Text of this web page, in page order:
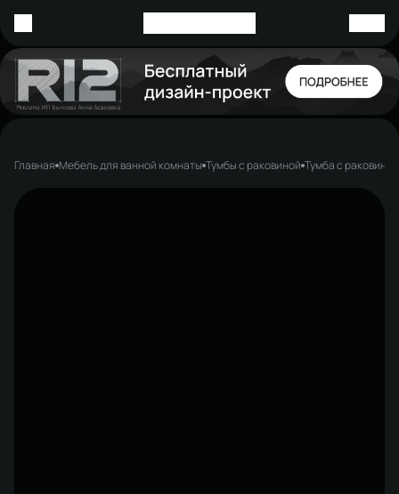
Главная Мебель для ванной комнаты Тумбы с раковиной Тумба с